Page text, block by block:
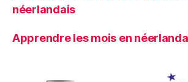
néerlandais
Apprendre les mois en